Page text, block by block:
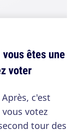
êtes une
voter
c'est
votez
tour des